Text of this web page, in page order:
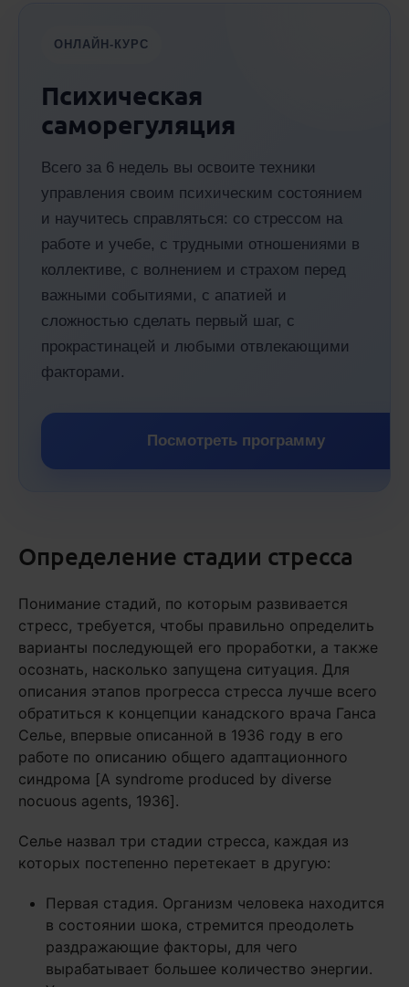
ОНЛАЙН-КУРС
Психическая
саморегуляция
Всего за 6 недель вы освоите техники
управления своим психическим состоянием
и научитесь справляться: со стрессом на
работе и учебе, с трудными отношениями в
коллективе, с волнением и страхом перед
важными событиями, с апатией и
сложностью сделать первый шаг, с
прокрастинацей и любыми отвлекающими
факторами.
Посмотреть программу
Определение стадии стресса
Понимание стадий, по которым развивается
стресс, требуется, чтобы правильно определить
варианты последующей его проработки, а также
осознать, насколько запущена ситуация. Для
описания этапов прогресса стресса лучше всего
обратиться к концепции канадского врача Ганса
Селье, впервые описанной в 1936 году в его
работе по описанию общего адаптационного
синдрома [A syndrome produced by diverse
nocuous agents, 1936].
Селье назвал три стадии стресса, каждая из
которых постепенно перетекает в другую:
Первая стадия. Организм человека находится
в состоянии шока, стремится преодолеть
раздражающие факторы, для чего
вырабатывает большее количество энергии.